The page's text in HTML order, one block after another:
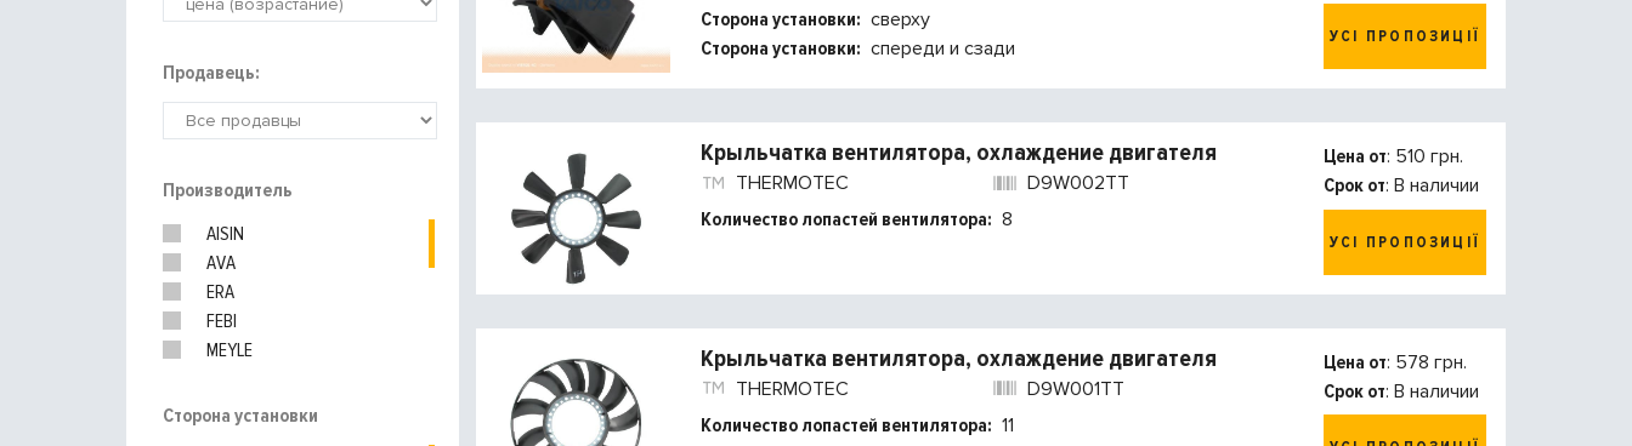
Продавець:
Производитель
AISIN
AVA
ERA
FEBI
MEYLE
Nissens
Сторона установки
Сторона установки: сверху
Сторона установки: спереди и сзади УСІ ПРОПОЗИЦІЇ
Крыльчатка вентилятора, охлаждение двигателя
THERMOTEC
D9W002TT
Количество лопастей вентилятора: 8
Цена от: 510 грн.
Срок от: В наличии
УСІ ПРОПОЗИЦІЇ
Крыльчатка вентилятора, охлаждение двигателя
THERMOTEC
D9W001TT
Количество лопастей вентилятора: 11
Цена от: 578 грн.
Срок от: В наличии